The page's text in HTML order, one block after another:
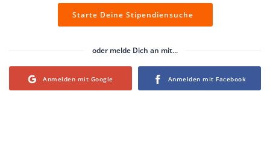
Starte Deine Stipendiensuche
oder melde Dich an mit...
Login with Google Login with Facebook